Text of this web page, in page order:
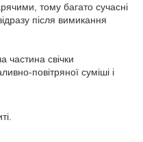
тому багато сучасні
після вимикання
частина свічки
повітряної суміші і